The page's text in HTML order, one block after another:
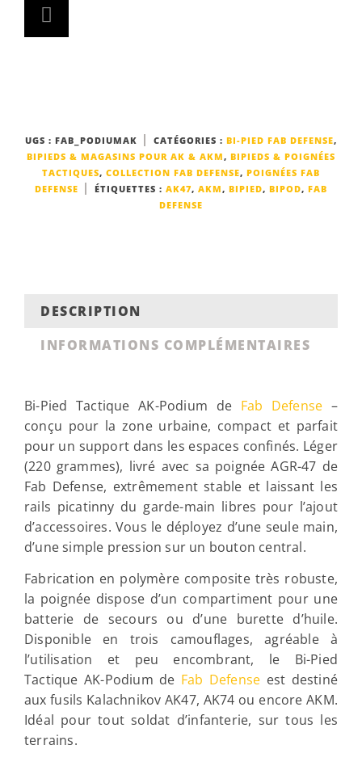
UGS : FAB_PODIUMAK CATÉGORIES : BI-PIED FAB DEFENSE,
BIPIEDS & MAGASINS POUR AK & AKM, BIPIEDS & POIGNÉES
TACTIQUES, COLLECTION FAB DEFENSE, POIGNÉES FAB
DEFENSE
ÉTIQUETTES : AK47, AKM, BIPIED, BIPOD, FAB
DEFENSE
DESCRIPTION
INFORMATIONS COMPLÉMENTAIRES
Bi-Pied Tactique AK-Podium de Fab Defense –
conçu pour la zone urbaine, compact et parfait
pour un support dans les espaces confinés. Léger
(220 grammes), livré avec sa poignée AGR-47 de
Fab Defense, extrêmement stable et laissant les
rails picatinny du garde-main libres pour l’ajout
d’accessoires. Vous le déployez d’une seule main,
d’une simple pression sur un bouton central.
Fabrication en polymère composite très robuste,
la poignée dispose d’un compartiment pour une
batterie de secours ou d’une burette d’huile.
Disponible en trois camouflages, agréable à
l’utilisation et peu encombrant, le Bi-Pied
Tactique AK-Podium de Fab Defense est destiné
aux fusils Kalachnikov AK47, AK74 ou encore AKM.
Idéal pour tout soldat d’infanterie, sur tous les
terrains.